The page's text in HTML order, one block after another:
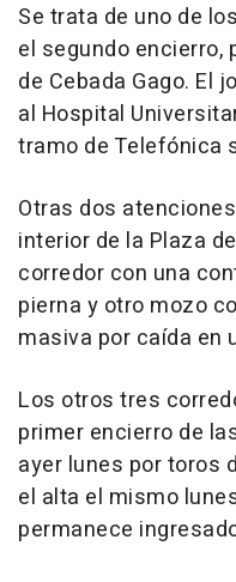
Se trata de uno de
el segundo encierro,
de Cebada Gago. El
al Hospital
tramo de Telefónica
Otras dos
interior de la Plaza
corredor con una
pierna y otro mozo
masiva por caída en
Los otros tres
primer encierro de
ayer lunes por toros
el alta el mismo
permanece